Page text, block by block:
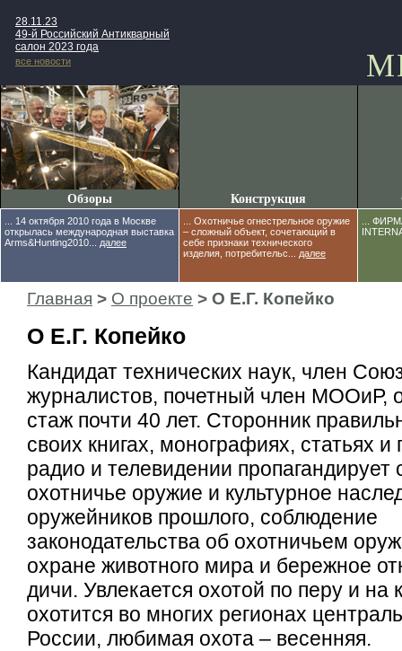
28.11.23
49-й Российский Антикварный
салон 2023 года
все новости
Обзоры
... 14 октября 2010 года в Москве
открылась международная выставка
Arms&Hunting2010... далее
Конструкция
... Охотничье огнестрельное оружие
– сложный объект, сочетающий в
себе признаки технического
изделия, потребительс... далее
...
Главная > О проекте > О Е.Г. Копейко
О Е.Г. Копейко
Кандидат технических наук, член
журналистов, почетный член МООиР,
стаж почти 40 лет. Сторонник
своих книгах, монографиях, статьях и
радио и телевидении
охотничье оружие и культурное
оружейников прошлого, соблюдение
законодательства об охотничьем
охране животного мира и бережное
дичи. Увлекается охотой по перу и на
охотится во многих регионах
России, любимая охота – весенняя.